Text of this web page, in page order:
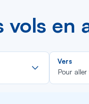
vols en
Rechercher
dans
la
Vers
Pour aller